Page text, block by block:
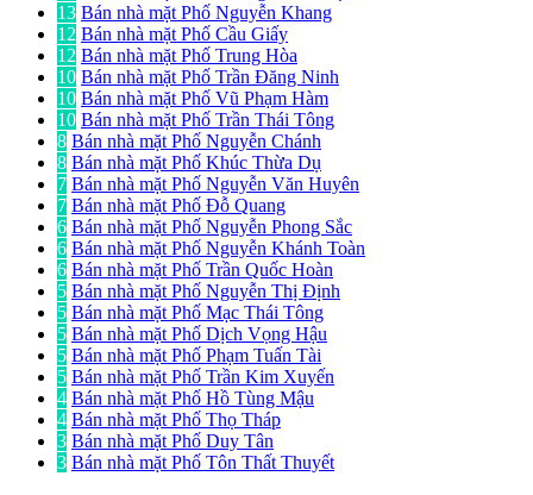
13 Bán nhà mặt Phố Nguyễn Khang
12 Bán nhà mặt Phố Cầu Giấy
12 Bán nhà mặt Phố Trung Hòa
10 Bán nhà mặt Phố Trần Đăng Ninh
10 Bán nhà mặt Phố Vũ Phạm Hàm
10 Bán nhà mặt Phố Trần Thái Tông
8 Bán nhà mặt Phố Nguyễn Chánh
8 Bán nhà mặt Phố Khúc Thừa Dụ
7 Bán nhà mặt Phố Nguyễn Văn Huyên
7 Bán nhà mặt Phố Đỗ Quang
6 Bán nhà mặt Phố Nguyễn Phong Sắc
6 Bán nhà mặt Phố Nguyễn Khánh Toàn
6 Bán nhà mặt Phố Trần Quốc Hoàn
5 Bán nhà mặt Phố Nguyễn Thị Định
5 Bán nhà mặt Phố Mạc Thái Tông
5 Bán nhà mặt Phố Dịch Vọng Hậu
5 Bán nhà mặt Phố Phạm Tuấn Tài
5 Bán nhà mặt Phố Trần Kim Xuyến
4 Bán nhà mặt Phố Hồ Tùng Mậu
4 Bán nhà mặt Phố Thọ Tháp
3 Bán nhà mặt Phố Duy Tân
3 Bán nhà mặt Phố Tôn Thất Thuyết